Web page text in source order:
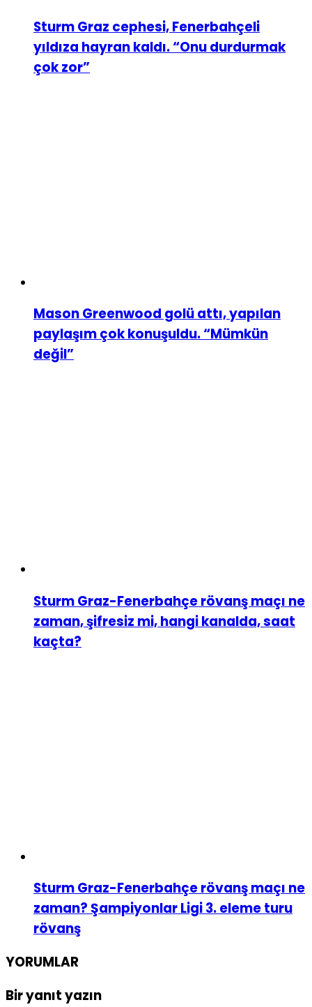
Sturm Graz cephesi, Fenerbahçeli
yıldıza hayran kaldı. “Onu durdurmak
çok zor”
Mason Greenwood golü attı, yapılan
paylaşım çok konuşuldu. “Mümkün
değil”
Sturm Graz-Fenerbahçe rövanş maçı ne
zaman, şifresiz mi, hangi kanalda, saat
kaçta?
Sturm Graz-Fenerbahçe rövanş maçı ne
zaman? Şampiyonlar Ligi 3. eleme turu
rövanş
YORUMLAR
Bir yanıt yazın